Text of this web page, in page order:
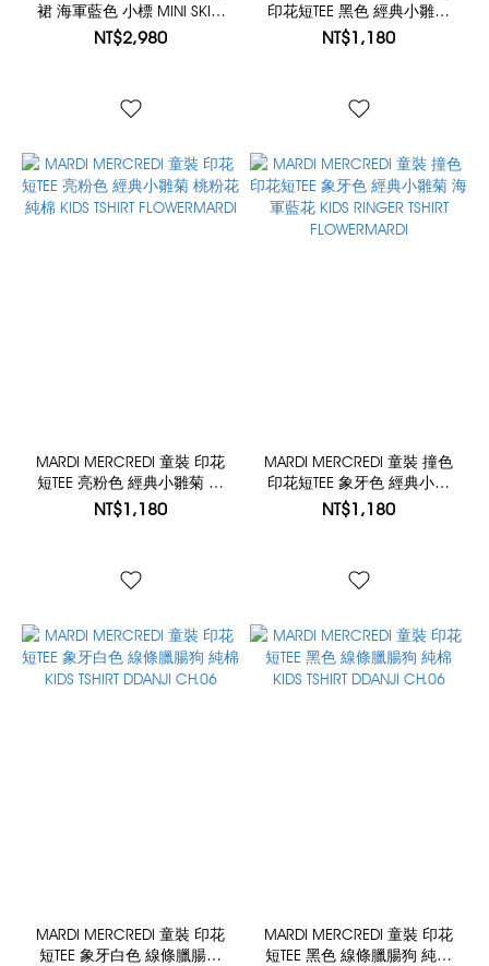
裙 海軍藍色 小標 MINI SKIRT
FOLDOVER WAIST LACE
NT$2,980
印花短TEE 黑色 經典小雛菊
象牙花 純棉 KIDS RINGER
NT$1,180
MARDI MERCREDI 童裝 印花
短TEE 亮粉色 經典小雛菊 桃
粉花 純棉 KIDS TSHIRT
NT$1,180
MARDI MERCREDI 童裝 撞色
印花短TEE 象牙色 經典小雛
菊 海軍藍花 KIDS RINGER
NT$1,180
MARDI MERCREDI 童裝 印花
短TEE 象牙白色 線條臘腸狗
MARDI MERCREDI 童裝 印花
短TEE 黑色 線條臘腸狗 純棉